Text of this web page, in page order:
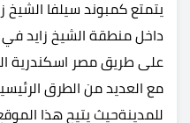
يتمتع كمبوند سيلفا الشيخ
على طريق مصر اسكندرية
مع العديد من الطرق
للمدينةحيث يتيح هذا